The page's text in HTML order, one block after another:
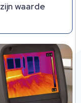
waarde